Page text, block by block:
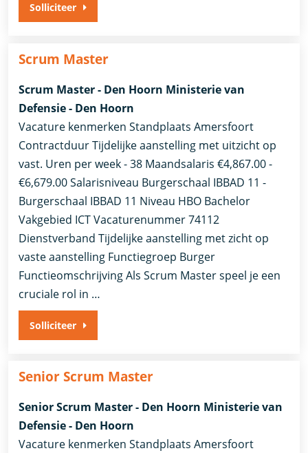
Solliciteer
Scrum Master
Scrum Master - Den Hoorn Ministerie van
Defensie - Den Hoorn
Vacature kenmerken Standplaats Amersfoort
Contractduur Tijdelijke aanstelling met uitzicht op
vast. Uren per week - 38 Maandsalaris €4,867.00 -
€6,679.00 Salarisniveau Burgerschaal IBBAD 11 -
Burgerschaal IBBAD 11 Niveau HBO Bachelor
Vakgebied ICT Vacaturenummer 74112
Dienstverband ​Tijdelijke aanstelling met zicht op
vaste aanstelling​ Functiegroep Burger
Functieomschrijving Als Scrum Master speel je een
cruciale rol in …
Solliciteer
Senior Scrum Master
Senior Scrum Master - Den Hoorn Ministerie van
Defensie - Den Hoorn
Vacature kenmerken Standplaats Amersfoort